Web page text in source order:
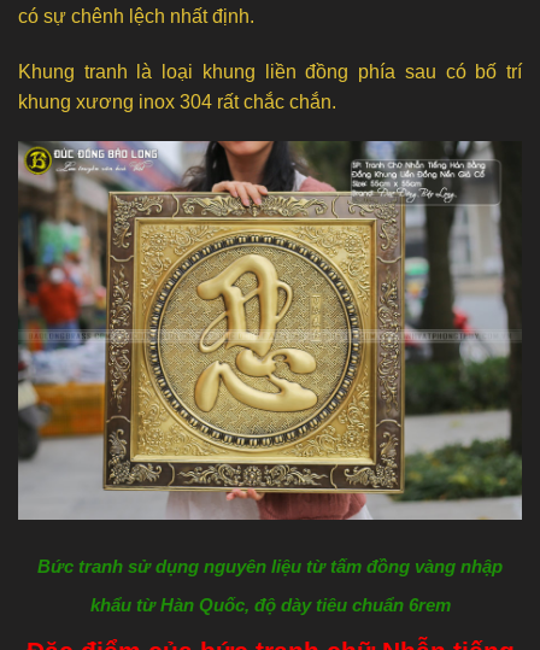
có sự chênh lệch nhất định.
Khung tranh là loại khung liền đồng phía sau có bố trí
khung xương inox 304 rất chắc chắn.
Bức tranh sử dụng nguyên liệu từ tấm đồng vàng nhập
khẩu từ Hàn Quốc, độ dày tiêu chuẩn 6rem